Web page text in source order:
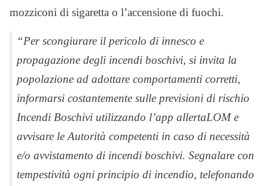
mozziconi di sigaretta o l’accensione di fuochi.
“Per scongiurare il pericolo di innesco e
propagazione degli incendi boschivi, si invita la
popolazione ad adottare comportamenti corretti,
informarsi costantemente sulle previsioni di rischio
Incendi Boschivi utilizzando l’app allertaLOM e
avvisare le Autorità competenti in caso di necessità
e/o avvistamento di incendi boschivi. Segnalare con
tempestività ogni principio di incendio, telefonando